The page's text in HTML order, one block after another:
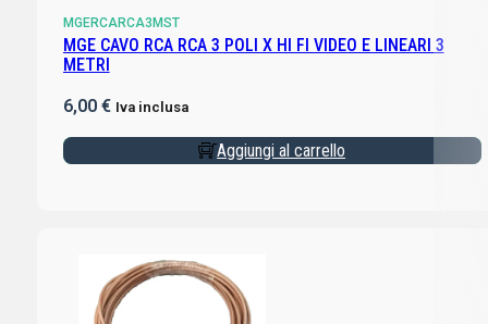
MGERCARCA3MST
MGE CAVO RCA RCA 3 POLI X HI FI VIDEO E LINEARI 3
METRI
6,00 € Iva inclusa
Aggiungi al carrello